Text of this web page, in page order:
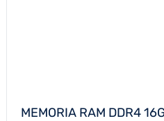
MEMORIA RAM DDR4